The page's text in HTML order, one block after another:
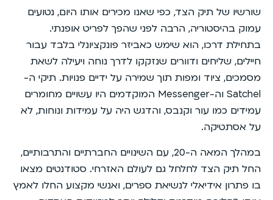
שורשיו של תיק הצד, כפי שאנו מכירים אותו היום, נטועים
עמוק בהיסטוריה, הרבה לפני שהפך לפריט אופנתי.
בתחילת דרכו, הוא שימש כאביזר פונקציונלי בלבד עבור
חיילים, שליחים ודוורים שנזקקו לדרך נוחה ויעילה לשאת
מסמכים, ציוד ומפות תוך שמירה על ידיים פנויות. תיקי ה-
Satchel וה-Messenger המוקדמים היו עשויים מחומרים
עמידים כמו עור וקנבס, והדגש היה על עמידות ונוחות, לא
על אסתטיקה.
במהלך המאה ה-20, עם השינויים החברתיים והתרבותיים,
החל תיק הצד לחלחל גם לעולם האזרחי. סטודנטים מצאו
בו פתרון אידיאלי לנשיאת ספרים, ואנשי מקצוע החלו לאמץ